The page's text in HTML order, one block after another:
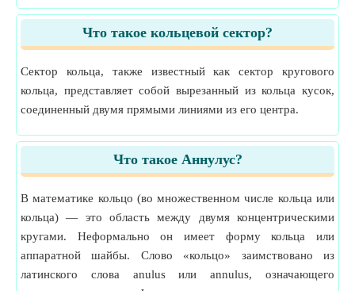
Что такое кольцевой сектор?
Сектор кольца, также известный как сектор кругового
кольца, представляет собой вырезанный из кольца кусок,
соединенный двумя прямыми линиями из его центра.
Что такое Аннулус?
В математике кольцо (во множественном числе кольца или
кольца) — это область между двумя концентрическими
кругами. Неформально он имеет форму кольца или
аппаратной шайбы. Слово «кольцо» заимствовано из
латинского слова anulus или annulus, означающего